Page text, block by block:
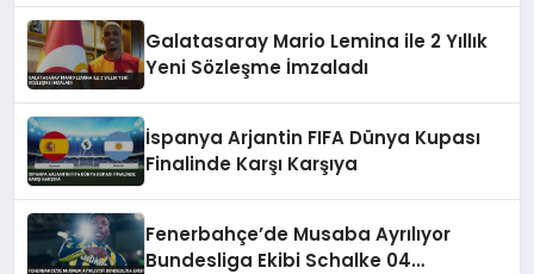
Galatasaray Mario Lemina ile 2 Yıllık
Yeni Sözleşme İmzaladı
İspanya Arjantin FIFA Dünya Kupası
Finalinde Karşı Karşıya
Fenerbahçe’de Musaba Ayrılıyor
Bundesliga Ekibi Schalke 04